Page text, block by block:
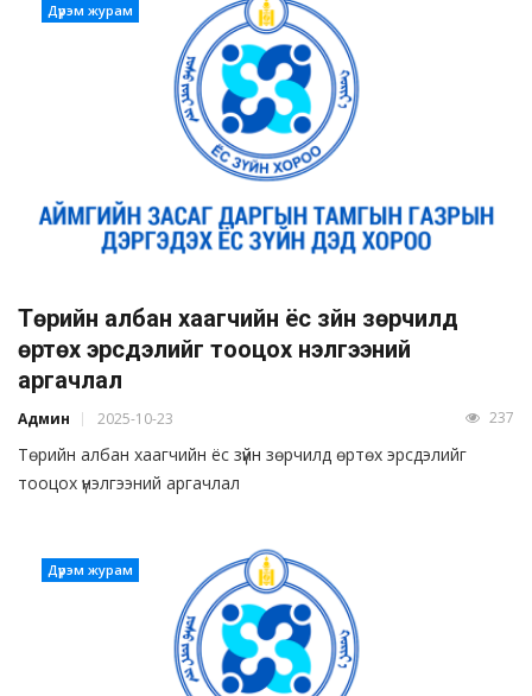
Дүрэм журам
Төрийн албан хаагчийн ёс зүйн зөрчилд
өртөх эрсдэлийг тооцох үнэлгээний
аргачлал
Админ 2025-10-23 237
Төрийн албан хаагчийн ёс зүйн зөрчилд өртөх эрсдэлийг
тооцох үнэлгээний аргачлал
Дүрэм журам